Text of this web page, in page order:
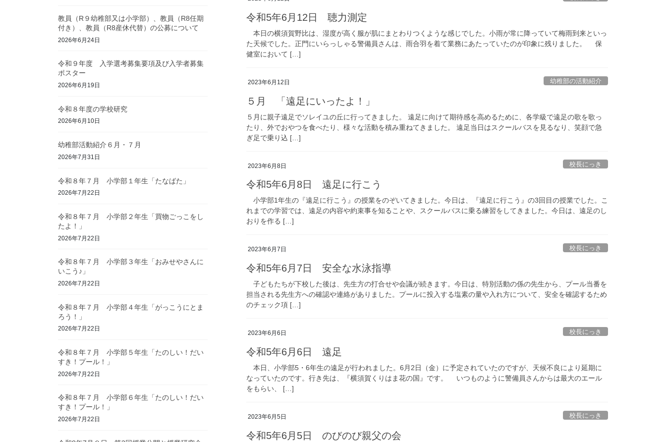
令和5年6月12日 聴力測定
本日の横須賀野比は、湿度が高く服が肌にまとわりつくような感じでした。小雨が常に降っていて梅雨到来といっ
た天候でした。正門にいらっしゃる警備員さんは、雨合羽を着て業務にあたっていたのが印象に残りました。 保
健室において […]
2023年6月12日 幼稚部の活動紹介
５月 「遠足にいったよ！」
５月に親子遠足でソレイユの丘に行ってきました。 遠足に向けて期待感を高めるために、各学級で遠足の歌を歌っ
たり、外でおやつを食べたり、様々な活動を積み重ねてきました。 遠足当日はスクールバスを見るなり、笑顔で急
ぎ足で乗り込 […]
2023年6月8日 校長にっき
令和5年6月8日 遠足に行こう
小学部1年生の『遠足に行こう』の授業をのぞいてきました。今日は、『遠足に行こう』の3回目の授業でした。こ
れまでの学習では、遠足の内容や約束事を知ることや、スクールバスに乗る練習をしてきました。今日は、遠足のし
おりを作る […]
2023年6月7日 校長にっき
令和5年6月7日 安全な水泳指導
子どもたちが下校した後は、先生方の打合せや会議が続きます。今日は、特別活動の係の先生から、プール当番を
担当される先生方への確認や連絡がありました。プールに投入する塩素の量や入れ方について、安全を確認するため
のチェック項 […]
2023年6月6日 校長にっき
令和5年6月6日 遠足
本日、小学部5・6年生の遠足が行われました。6月2日（金）に予定されていたのですが、天候不良により延期に
なっていたのです。行き先は、『横須賀くりはま花の国』です。 いつものように警備員さんからは最大のエール
をもらい、 […]
2023年6月5日 校長にっき
令和5年6月5日 のびのび親父の会
教員（R９幼稚部又は小学部）、教員（R8任期
付き）、教員（R8産休代替）の公募について
2026年6月24日
令和９年度 入学選考募集要項及び入学者募集
ポスター
2026年6月19日
令和８年度の学校研究
2026年6月10日
幼稚部活動紹介６月・７月
2026年7月31日
令和８年７月 小学部１年生「たなばた」
2026年7月22日
令和８年７月 小学部２年生「買物ごっこをし
たよ！」
2026年7月22日
令和８年７月 小学部３年生「おみせやさんに
いこう♪」
2026年7月22日
令和８年７月 小学部４年生「がっこうにとま
ろう！」
2026年7月22日
令和８年７月 小学部５年生「たのしい！だい
すき！プール！」
2026年7月22日
令和８年７月 小学部６年生「たのしい！だい
すき！プール！」
2026年7月22日